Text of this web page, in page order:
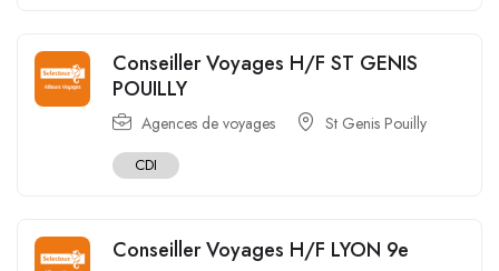
Conseiller Voyages H/F ST GENIS
POUILLY
Agences de voyages St Genis Pouilly
CDI
Conseiller Voyages H/F LYON 9e